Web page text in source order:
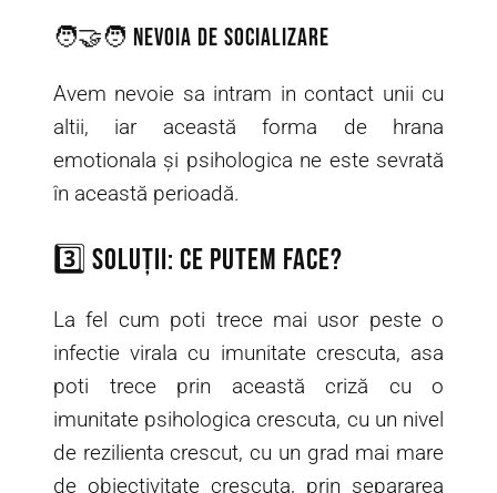
🧑‍🤝‍🧑 Nevoia de socializare
Avem nevoie sa intram in contact unii cu
altii, iar această forma de hrana
emotionala și psihologica ne este sevrată
în această perioadă.
3️⃣ Soluții: ce putem face?
La fel cum poti trece mai usor peste o
infectie virala cu imunitate crescuta, asa
poti trece prin această criză cu o
imunitate psihologica crescuta, cu un nivel
de rezilienta crescut, cu un grad mai mare
de obiectivitate crescuta, prin separarea